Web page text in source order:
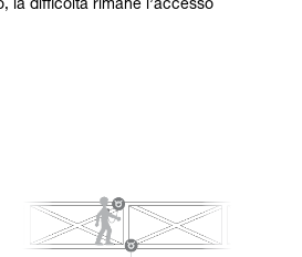
di tecniche relative alla vostra
esistere altre che non
la difficoltà rimane l’accesso